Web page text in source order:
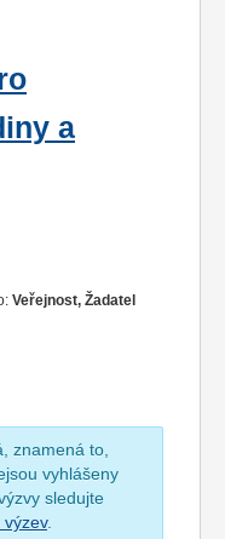
a
Veřejnost, Žadatel
znamená to,
vyhlášeny
sledujte
.